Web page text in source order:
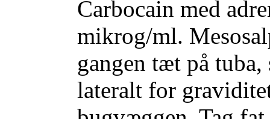
Carbocain med
mikrog/ml.
gangen tæt på
lateralt for